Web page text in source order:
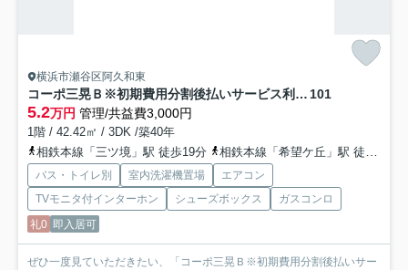
横浜市瀬谷区阿久和東
コーポ三晃Ｂ※初期費用分割後払いサービス利用可能物件 101
5.2万円 管理/共益費3,000円
1階 / 42.42㎡ / 3DK /築40年
相鉄本線「三ツ境」駅 徒歩19分
相鉄本線「希望ケ丘」駅 徒歩19分
バス・トイレ別 室内洗濯機置場
エアコン
TVモニタ付インターホン
シューズボックス
ガスコンロ
礼0 即入居可
ぜひ一度見ていただきたい、「コーポ三晃Ｂ※初期費用分割後払いサー